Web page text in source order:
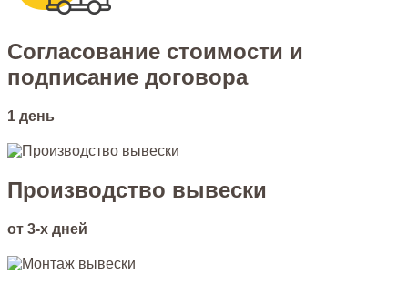
Согласование стоимости и
подписание договора
1 день
Производство вывески
от 3-х дней